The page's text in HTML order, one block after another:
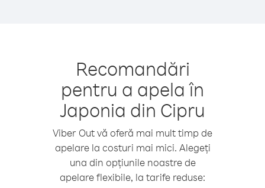
Recomandări
pentru a apela în
Japonia din Cipru
Viber Out vă oferă mai mult timp de
apelare la costuri mai mici. Alegeți
una din opțiunile noastre de
apelare flexibile, la tarife reduse: